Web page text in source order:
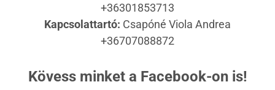
+36301853713
Kapcsolattartó: Csapóné Viola Andrea
+36707088872
Kövess minket a Facebook-on is!